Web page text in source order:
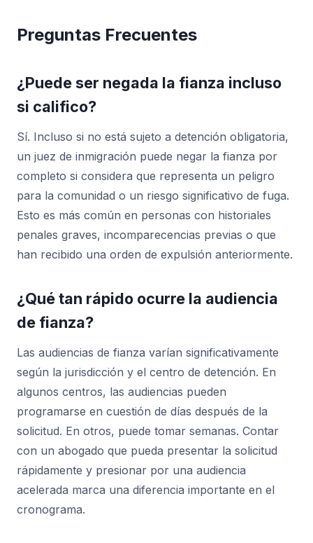
Preguntas Frecuentes
¿Puede ser negada la fianza incluso
si califico?
Sí. Incluso si no está sujeto a detención obligatoria,
un juez de inmigración puede negar la fianza por
completo si considera que representa un peligro
para la comunidad o un riesgo significativo de fuga.
Esto es más común en personas con historiales
penales graves, incomparecencias previas o que
han recibido una orden de expulsión anteriormente.
¿Qué tan rápido ocurre la audiencia
de fianza?
Las audiencias de fianza varían significativamente
según la jurisdicción y el centro de detención. En
algunos centros, las audiencias pueden
programarse en cuestión de días después de la
solicitud. En otros, puede tomar semanas. Contar
con un abogado que pueda presentar la solicitud
rápidamente y presionar por una audiencia
acelerada marca una diferencia importante en el
cronograma.